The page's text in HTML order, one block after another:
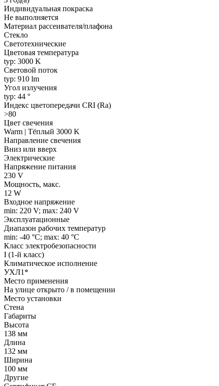
Индивидуальная покраска
Не выполняется
Материал рассеивателя/плафона
Стекло
Светотехнические
Цветовая температура
typ: 3000 K
Световой поток
typ: 910 lm
Угол излучения
typ: 44 °
Индекс цветопередачи CRI (Ra)
>80
Цвет свечения
Warm | Тёплый 3000 K
Направление свечения
Вниз или вверх
Электрические
Напряжение питания
230 V
Мощность, макс.
12 W
Входное напряжение
min: 220 V; max: 240 V
Эксплуатационные
Диапазон рабочих температур
min: -40 °C; max: 40 °C
Класс электробезопасности
I (1-й класс)
Климатическое исполнение
УХЛ1*
Место применения
На улице открыто / в помещении
Место установки
Стена
Габариты
Высота
138 мм
Длина
132 мм
Ширина
100 мм
Другие